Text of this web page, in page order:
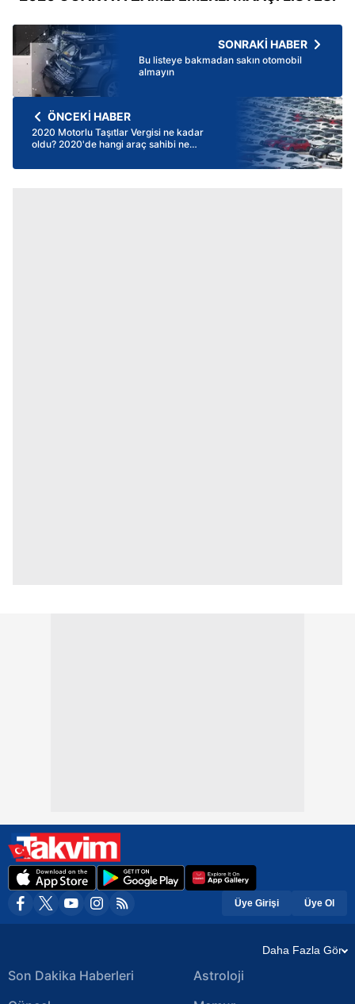
SONRAKİ HABER
Bu listeye bakmadan sakın otomobil
almayın
ÖNCEKİ HABER
2020 Motorlu Taşıtlar Vergisi ne kadar
oldu? 2020'de hangi araç sahibi ne
Üye Girişi Üye Ol
Daha Fazla Gör
Son Dakika Haberleri
Astroloji